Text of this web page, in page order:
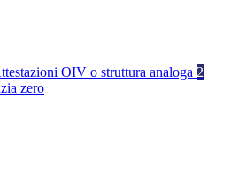
OIV o struttura analoga 2
zero